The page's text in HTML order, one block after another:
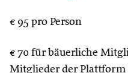
€ 95 pro Person
€ 70 für bäuerliche
Mitglieder der Plattform